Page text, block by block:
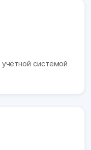
системой